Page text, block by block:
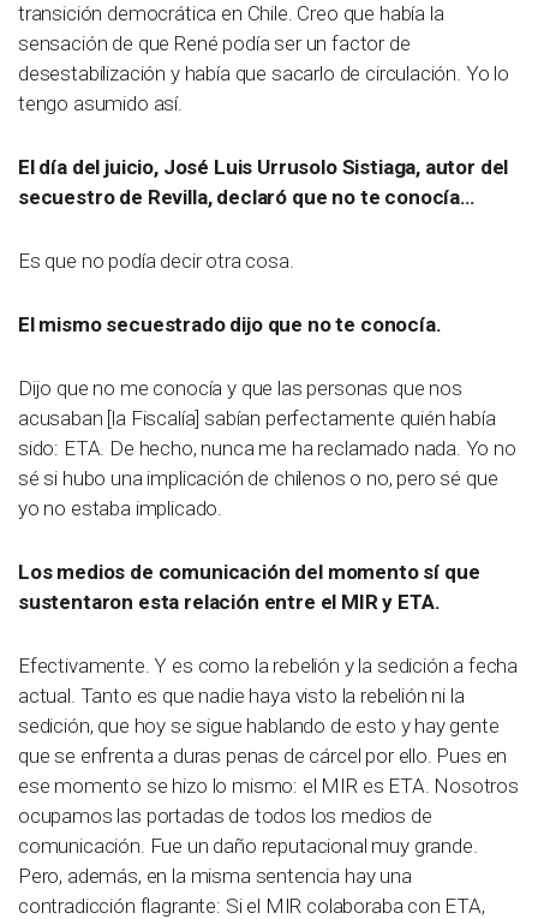
transición democrática en Chile. Creo que había la
sensación de que René podía ser un factor de
desestabilización y había que sacarlo de circulación. Yo lo
tengo asumido así.
El día del juicio, José Luis Urrusolo Sistiaga, autor del
secuestro de Revilla, declaró que no te conocía…
Es que no podía decir otra cosa.
El mismo secuestrado dijo que no te conocía.
Dijo que no me conocía y que las personas que nos
acusaban [la Fiscalía] sabían perfectamente quién había
sido: ETA. De hecho, nunca me ha reclamado nada. Yo no
sé si hubo una implicación de chilenos o no, pero sé que
yo no estaba implicado.
Los medios de comunicación del momento sí que
sustentaron esta relación entre el MIR y ETA.
Efectivamente. Y es como la rebelión y la sedición a fecha
actual. Tanto es que nadie haya visto la rebelión ni la
sedición, que hoy se sigue hablando de esto y hay gente
que se enfrenta a duras penas de cárcel por ello. Pues en
ese momento se hizo lo mismo: el MIR es ETA. Nosotros
ocupamos las portadas de todos los medios de
comunicación. Fue un daño reputacional muy grande.
Pero, además, en la misma sentencia hay una
contradicción flagrante: Si el MIR colaboraba con ETA,